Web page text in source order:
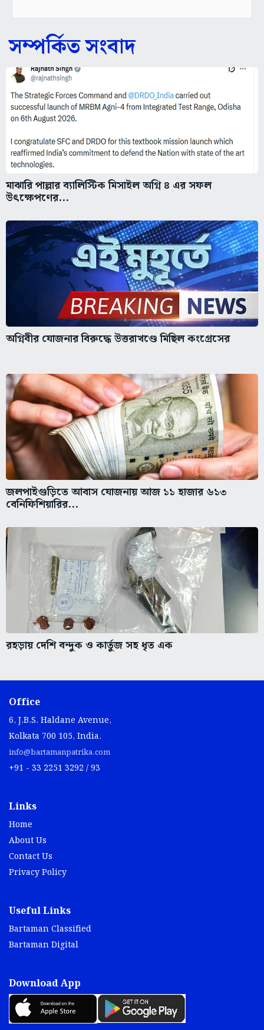
সম্পর্কিত সংবাদ
মাঝারি পাল্লার ব্যালিস্টিক মিসাইল অগ্নি ৪ এর সফল
উৎক্ষেপণের...
অগ্নিবীর যোজনার বিরুদ্ধে উত্তরাখণ্ডে মিছিল কংগ্রেসের
জলপাইগুড়িতে আবাস যোজনায় আজ ১১ হাজার ৬১৩
বেনিফিশিয়ারির...
রহড়ায় দেশি বন্দুক ও কার্তুজ সহ ধৃত এক
Office
6, J.B.S. Haldane Avenue,
Kolkata 700 105, India.
info@bartamanpatrika.com
+91 - 33 2251 3292 / 93
Links
Home
About Us
Contact Us
Privacy Policy
Useful Links
Bartaman Classified
Bartaman Digital
Download App